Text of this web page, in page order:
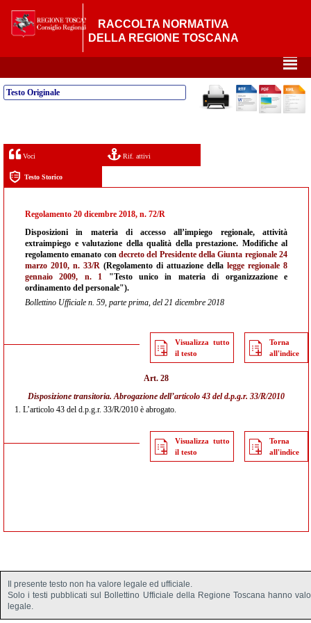
RACCOLTA NORMATIVA
DELLA REGIONE TOSCANA
²
Testo Originale
Voci Rif. attivi
Testo Storico
Regolamento 20 dicembre 2018, n. 72/R
Disposizioni in materia di accesso all’impiego regionale, attività
extraimpiego e valutazione della qualità della prestazione. Modifiche al
regolamento emanato con decreto del Presidente della Giunta regionale 24
marzo 2010, n. 33/R (Regolamento di attuazione della legge regionale 8
gennaio 2009, n. 1 "Testo unico in materia di organizzazione e
ordinamento del personale").
Bollettino Ufficiale n. 59, parte prima, del 21 dicembre 2018
Visualizza tutto
il testo
Torna
all'indice
Art. 28
Disposizione transitoria. Abrogazione dell’articolo 43 del d.p.g.r. 33/R/2010
1. L’articolo 43 del d.p.g.r. 33/R/2010 è abrogato.
Visualizza tutto
il testo
Torna
all'indice
Il presente testo non ha valore legale ed ufficiale.
Solo i testi pubblicati sul Bollettino Ufficiale della Regione Toscana hanno
legale.